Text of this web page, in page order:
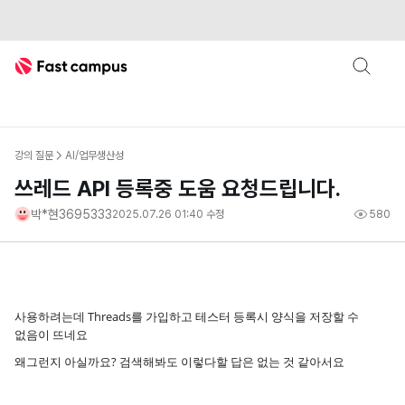
Fast Campus
강의 질문 AI/업무생산성
쓰레드 API 등록중 도움 요청드립니다.
박*현36953332025.07.26 01:40 수정 580
사용하려는데 Threads를 가입하고 테스터 등록시 양식을 저장할 수
없음이 뜨네요
왜그런지 아실까요? 검색해봐도 이렇다할 답은 없는 것 같아서요